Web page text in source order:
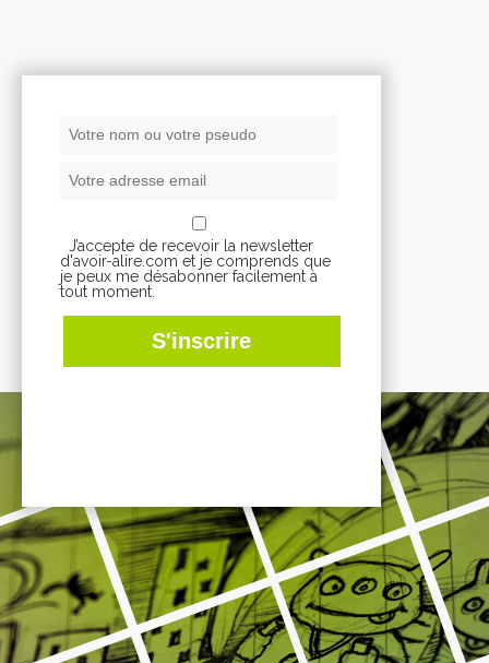
J’accepte de recevoir la newsletter
d'avoir-alire.com et je comprends que
je peux me désabonner facilement à
tout moment.